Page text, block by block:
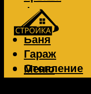
Фасад
Забор
Баня
Гараж
Отопление
Вентиляция
Меню